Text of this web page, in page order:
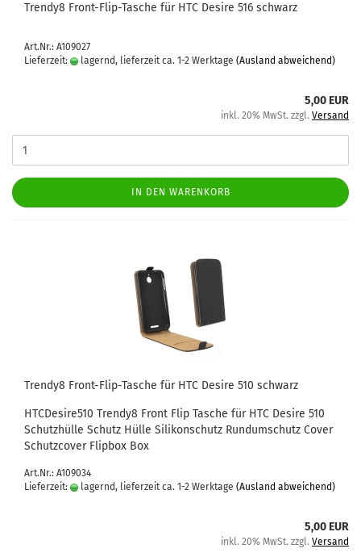
Trendy8 Front-​​Flip-​Tasche für HTC De­si­re 516 schwarz
Art.Nr.: A109027
Lieferzeit:
lagernd, lieferzeit ca. 1-2 Werktage (Ausland abweichend)
5,00 EUR
inkl. 20% MwSt. zzgl. Versand
IN DEN WARENKORB
Trendy8 Front-​​Flip-​Tasche für HTC De­si­re 510 schwarz
HTCDesire510 Trendy8 Front Flip Ta­sche für HTC De­si­re 510
Schutz­hül­le Schutz Hülle Si­li­kon­schutz Rund­um­schutz Cover
Schutz­co­ver Flip­box Box
Art.Nr.: A109034
Lieferzeit:
lagernd, lieferzeit ca. 1-2 Werktage (Ausland abweichend)
5,00 EUR
inkl. 20% MwSt. zzgl. Versand